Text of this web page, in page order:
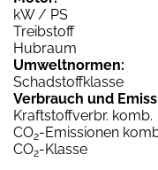
kW / PS
Treibstoff
Hubraum
Umweltnormen:
Schadstoffklasse
Verbrauch und
Kraftstoffverbr. komb.
CO2-Emissionen
CO2-Klasse